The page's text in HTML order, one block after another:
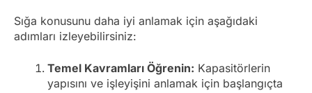
Sığa konusunu daha iyi anlamak için aşağıdaki
adımları izleyebilirsiniz:
Temel Kavramları Öğrenin: Kapasitörlerin
yapısını ve işleyişini anlamak için başlangıçta